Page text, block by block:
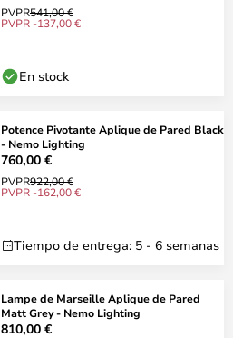
PVPR541,00 €
PVPR -137,00 €
En stock
Potence Pivotante Aplique de Pared Black
- Nemo Lighting
760,00 €
PVPR922,00 €
PVPR -162,00 €
Tiempo de entrega: 5 - 6 semanas
Lampe de Marseille Aplique de Pared
Matt Grey - Nemo Lighting
810,00 €